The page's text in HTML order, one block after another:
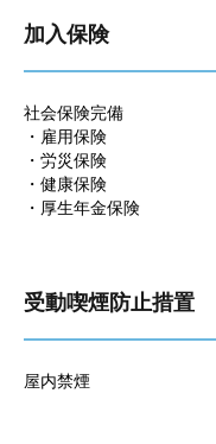
加入保険
社会保険完備
・雇用保険
・労災保険
・健康保険
・厚生年金保険
受動喫煙防止措置
屋内禁煙